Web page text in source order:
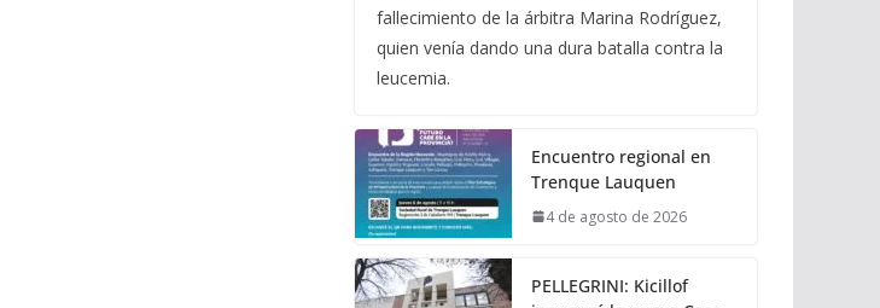
fallecimiento de la árbitra Marina Rodríguez,
quien venía dando una dura batalla contra la
leucemia.
Encuentro regional en
Trenque Lauquen
4 de agosto de 2026
PELLEGRINI: Kicillof